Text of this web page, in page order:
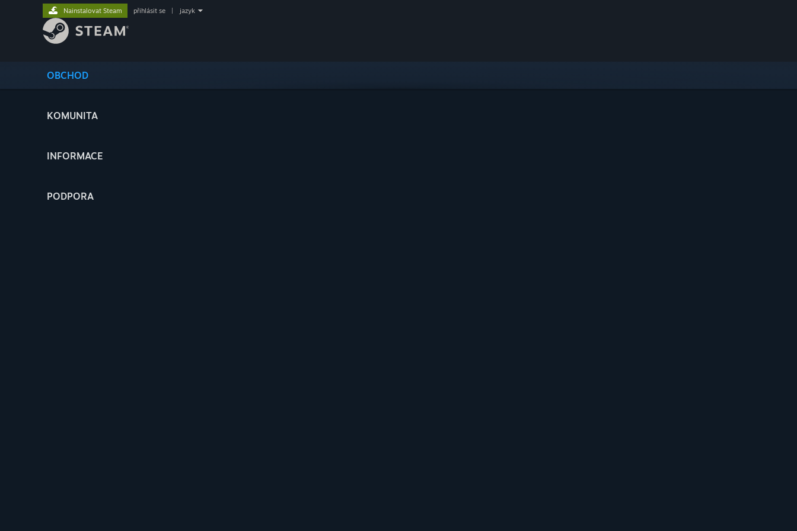
OBCHOD
KOMUNITA
INFORMACE
PODPORA
Nainstalovat Steam přihlásit se jazyk